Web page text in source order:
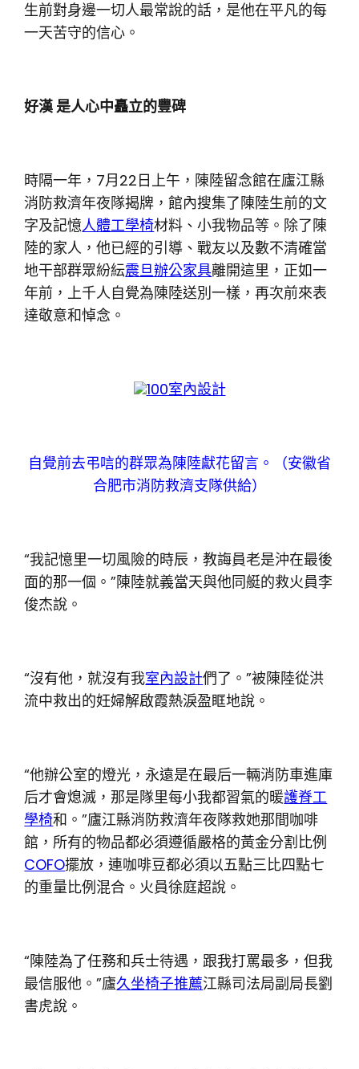
生前對身邊一切人最常說的話，是他在平凡的每
一天苦守的信心。
好漢 是人心中矗立的豐碑
時隔一年，7月22日上午，陳陸留念館在廬江縣
消防救濟年夜隊揭牌，館內搜集了陳陸生前的文
字及記憶人體工學椅材料、小我物品等。除了陳
陸的家人，他已經的引導、戰友以及數不清確當
地干部群眾紛紜震旦辦公家具離開這里，正如一
年前，上千人自覺為陳陸送別一樣，再次前來表
達敬意和悼念。
100室內設計
自覺前去弔唁的群眾為陳陸獻花留言。（安徽省
合肥市消防救濟支隊供給）
“我記憶里一切風險的時辰，教誨員老是沖在最後
面的那一個。”陳陸就義當天與他同艇的救火員李
俊杰說。
“沒有他，就沒有我室內設計們了。”被陳陸從洪
流中救出的妊婦解啟霞熱淚盈眶地說。
“他辦公室的燈光，永遠是在最后一輛消防車進庫
后才會熄滅，那是隊里每小我都習氣的暖護脊工
學椅和。”廬江縣消防救濟年夜隊救她那間咖啡
館，所有的物品都必須遵循嚴格的黃金分割比例
COFO擺放，連咖啡豆都必須以五點三比四點七
的重量比例混合。火員徐庭超說。
“陳陸為了任務和兵士待遇，跟我打罵最多，但我
最信服他。”廬久坐椅子推薦江縣司法局副局長劉
書虎說。